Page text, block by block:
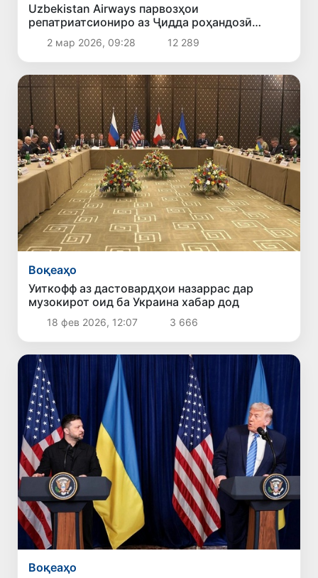
Uzbekistan Airways парвозҳои
репатриатсиониро аз Ҷидда роҳандозӣ
мекунад, парвозҳои умра муваққатан
боздошта шудаанд
2 мар 2026, 09:28 12 289
Воқеаҳо
Уиткофф аз дастовардҳои назаррас дар
музокирот оид ба Украина хабар дод
18 фев 2026, 12:07 3 666
Воқеаҳо